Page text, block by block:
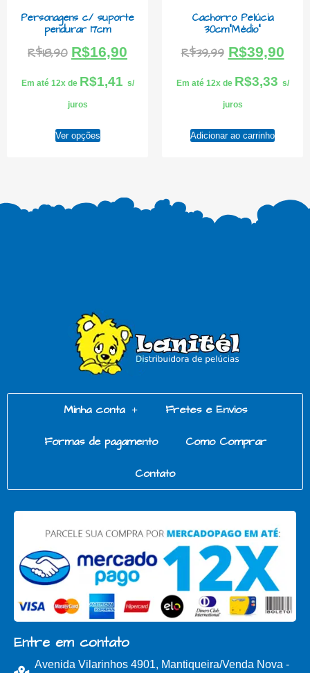
Personagens c/ suporte
pendurar 17cm
R$18,90 R$16,90
Em até 12x de R$1,41 s/
juros
Ver opções
Cachorro Pelúcia
30cm”Médio”
R$39,99 R$39,90
Em até 12x de R$3,33 s/
juros
Adicionar ao carrinho
Minha conta Fretes e Envios
Formas de pagamento Como Comprar
Contato
Entre em contato
Avenida Vilarinhos 4901, Mantiqueira/Venda Nova -